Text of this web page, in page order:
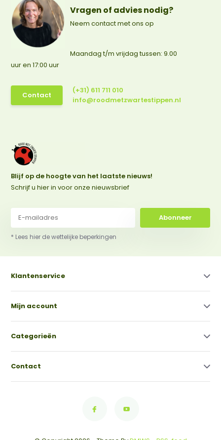
Vragen of advies nodig?
Neem contact met ons op
Maandag t/m vrijdag tussen: 9.00
uur en 17:00 uur
Contact
(+31) 611 711 010
info@roodmetzwartestippen.nl
Blijf op de hoogte van het laatste nieuws!
Schrijf u hier in voor onze nieuwsbrief
Abonneer
* Lees hier de wettelijke beperkingen
Klantenservice
Mijn account
Categorieën
Contact